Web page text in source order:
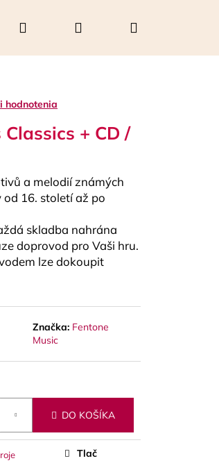
Hľadať PrihlásenieNákupný
hodnotenia
+ CD /
a melodií známých
16. století až po
skladba nahrána
doprovod pro Vaši hru.
lze dokoupit
Značka: Fentone
Music
DO KOŠÍKA
Tlač
Nasledujúce